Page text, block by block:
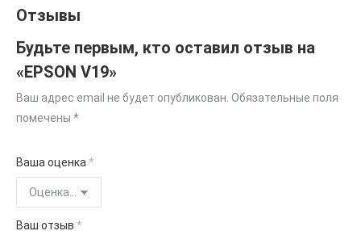
Отзывы
Будьте первым, кто оставил отзыв на
«EPSON V19»
Ваш адрес email не будет опубликован. Обязательные поля
помечены *
Ваша оценка *
Ваш отзыв *